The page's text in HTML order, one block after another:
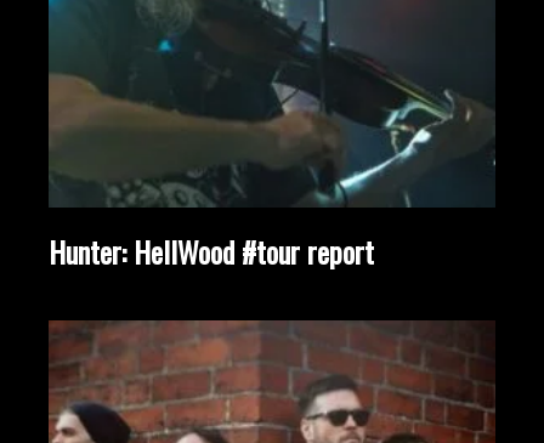
Hunter: HellWood #tour report